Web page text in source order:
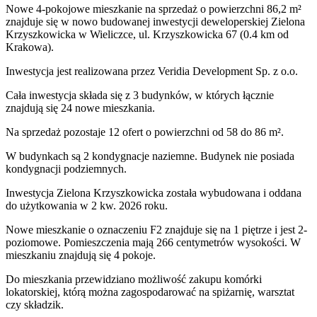
Nowe 4-pokojowe mieszkanie na sprzedaż o powierzchni 86,2 m²
znajduje się w nowo budowanej inwestycji deweloperskiej Zielona
Krzyszkowicka w Wieliczce, ul. Krzyszkowicka 67 (0.4 km od
Krakowa).
Inwestycja jest realizowana przez Veridia Development Sp. z o.o.
Cała inwestycja składa się z 3 budynków, w których łącznie
znajdują się 24 nowe mieszkania.
Na sprzedaż pozostaje 12 ofert o powierzchni od 58 do 86 m².
W budynkach są 2 kondygnacje naziemne. Budynek nie posiada
kondygnacji podziemnych.
Inwestycja Zielona Krzyszkowicka została wybudowana i oddana
do użytkowania w 2 kw. 2026 roku.
Nowe mieszkanie o oznaczeniu F2 znajduje się na 1 piętrze i jest 2-
poziomowe. Pomieszczenia mają 266 centymetrów wysokości. W
mieszkaniu znajdują się 4 pokoje.
Do mieszkania przewidziano możliwość zakupu komórki
lokatorskiej, którą można zagospodarować na spiżarnię, warsztat
czy składzik.